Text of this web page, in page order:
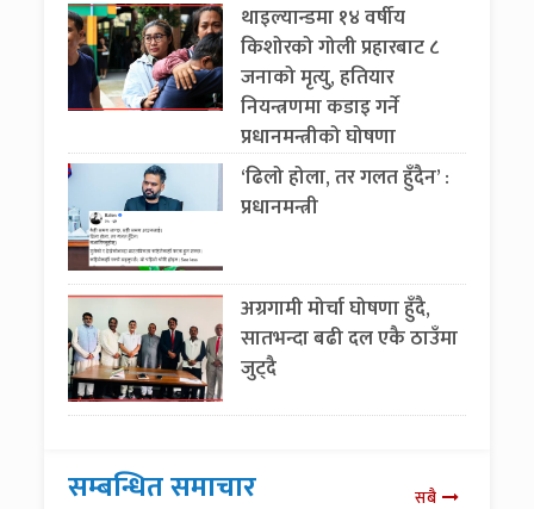
थाइल्यान्डमा १४ वर्षीय
किशोरको गोली प्रहारबाट ८
जनाको मृत्यु, हतियार
नियन्त्रणमा कडाइ गर्ने
प्रधानमन्त्रीको घोषणा
‘ढिलो होला, तर गलत हुँदैन’ :
प्रधानमन्त्री
अग्रगामी मोर्चा घोषणा हुँदै,
सातभन्दा बढी दल एकै ठाउँमा
जुट्दै
सम्बन्धित समाचार सबै